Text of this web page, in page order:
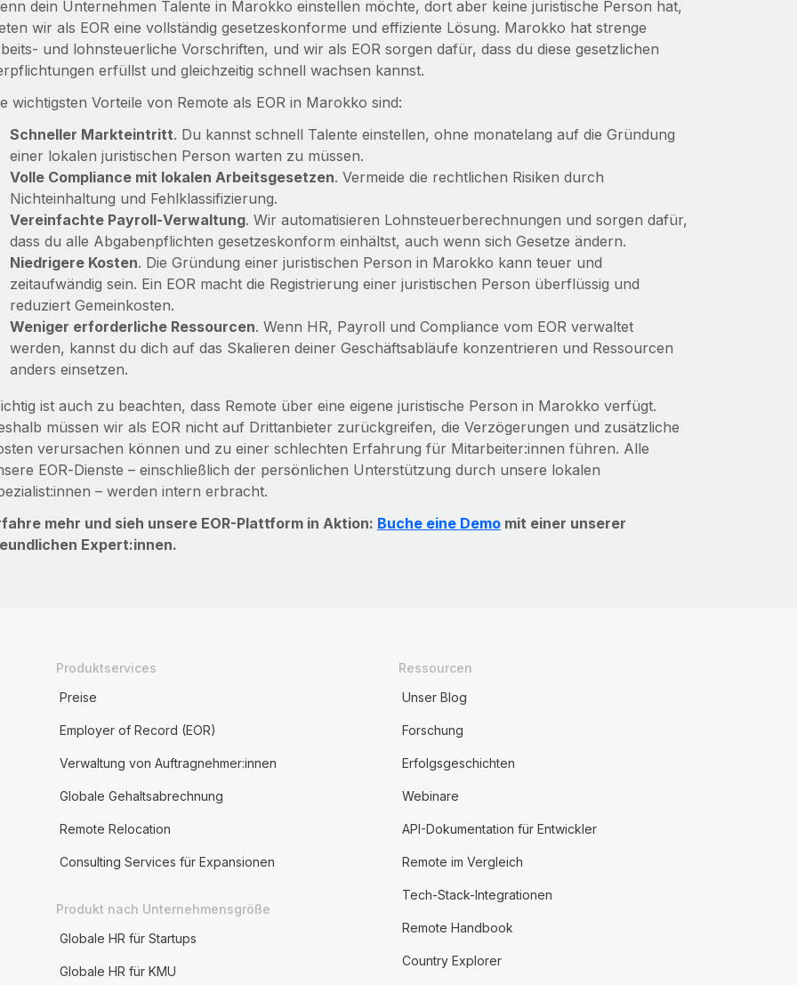
dein Unternehmen Talente in Marokko einstellen möchte, dort aber keine juristische Person hat,
wir als EOR eine vollständig gesetzeskonforme und effiziente Lösung. Marokko hat strenge
und lohnsteuerliche Vorschriften, und wir als EOR sorgen dafür, dass du diese gesetzlichen
erfüllst und gleichzeitig schnell wachsen kannst.
wichtigsten Vorteile von Remote als EOR in Marokko sind:
Schneller Markteintritt. Du kannst schnell Talente einstellen, ohne monatelang auf die Gründung
einer lokalen juristischen Person warten zu müssen.
Volle Compliance mit lokalen Arbeitsgesetzen. Vermeide die rechtlichen Risiken durch
Nichteinhaltung und Fehlklassifizierung.
Vereinfachte Payroll‑Verwaltung. Wir automatisieren Lohnsteuerberechnungen und sorgen dafür,
dass du alle Abgabenpflichten gesetzeskonform einhältst, auch wenn sich Gesetze ändern.
Niedrigere Kosten. Die Gründung einer juristischen Person in Marokko kann teuer und
zeitaufwändig sein. Ein EOR macht die Registrierung einer juristischen Person überflüssig und
reduziert Gemeinkosten.
Weniger erforderliche Ressourcen. Wenn HR, Payroll und Compliance vom EOR verwaltet
werden, kannst du dich auf das Skalieren deiner Geschäftsabläufe konzentrieren und Ressourcen
anders einsetzen.
ist auch zu beachten, dass Remote über eine eigene juristische Person in Marokko verfügt.
müssen wir als EOR nicht auf Drittanbieter zurückgreifen, die Verzögerungen und zusätzliche
verursachen können und zu einer schlechten Erfahrung für Mitarbeiter:innen führen. Alle
EOR‑Dienste – einschließlich der persönlichen Unterstützung durch unsere lokalen
– werden intern erbracht.
mehr und sieh unsere EOR-Plattform in Aktion: Buche eine Demomit einer unserer
Expert:innen.
Produktservices
Preise
Employer of Record (EOR)
Verwaltung von Auftragnehmer:innen
Globale Gehaltsabrechnung
Remote Relocation
Consulting Services für Expansionen
Produkt nach Unternehmensgröße
Globale HR für Startups
Globale HR für KMU
Ressourcen
Unser Blog
Forschung
Erfolgsgeschichten
Webinare
API-Dokumentation für Entwickler
Remote im Vergleich
Tech-Stack-Integrationen
Remote Handbook
Country Explorer